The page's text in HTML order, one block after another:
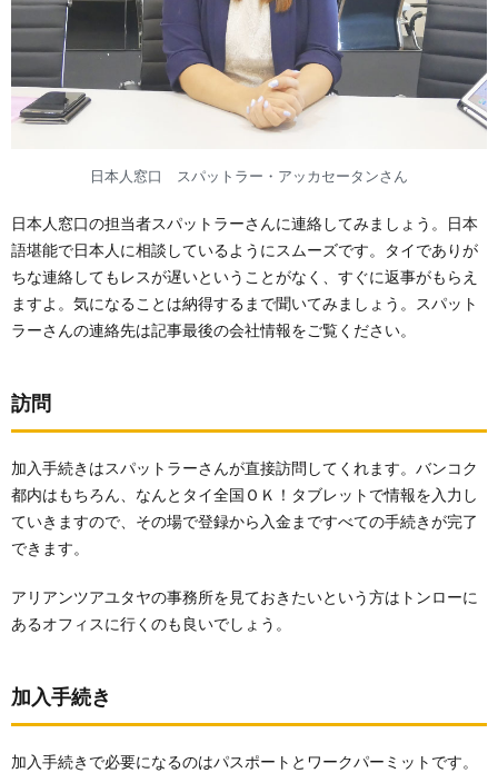
日本人窓口 スパットラー・アッカセータンさん
日本人窓口の担当者スパットラーさんに連絡してみましょう。日本
語堪能で日本人に相談しているようにスムーズです。タイでありが
ちな連絡してもレスが遅いということがなく、すぐに返事がもらえ
ますよ。気になることは納得するまで聞いてみましょう。スパット
ラーさんの連絡先は記事最後の会社情報をご覧ください。
訪問
加入手続きはスパットラーさんが直接訪問してくれます。バンコク
都内はもちろん、なんとタイ全国ＯＫ！タブレットで情報を入力し
ていきますので、その場で登録から入金まですべての手続きが完了
できます。
アリアンツアユタヤの事務所を見ておきたいという方はトンローに
あるオフィスに行くのも良いでしょう。
加入手続き
加入手続きで必要になるのはパスポートとワークパーミットです。